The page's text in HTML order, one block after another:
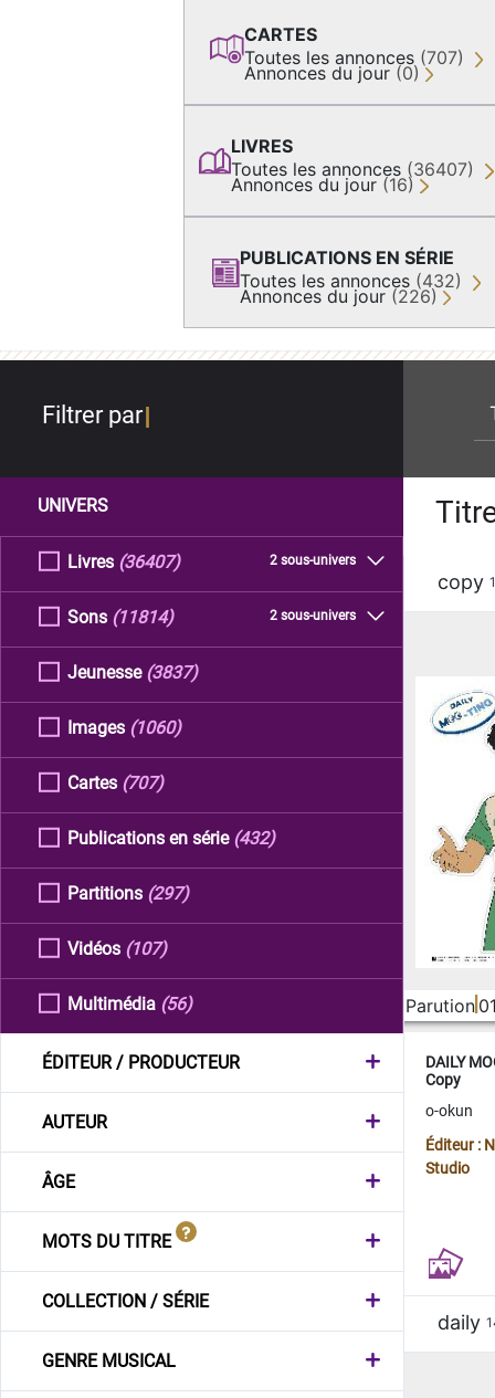
CARTES
Toutes les annonces (707)
Annonces du jour (0)
LIVRES
Toutes les annonces (36407)
Annonces du jour (16)
PUBLICATIONS EN SÉRIE
Toutes les annonces (432)
Annonces du jour (226)
Filtrer par
UNIVERS
Livres 2 sous-univers
(36407)
Sons 2 sous-univers
(11814)
Jeunesse (3837)
Images (1060)
Cartes (707)
Publications en série (432)
Partitions (297)
Vidéos (107)
Multimédia (56)
ÉDITEUR / PRODUCTEUR
AUTEUR
ÂGE
MOTS DU TITRE
COLLECTION / SÉRIE
GENRE MUSICAL
copy
Parution
DAILY
Copy
o-okun
Éditeur :
Studio
daily